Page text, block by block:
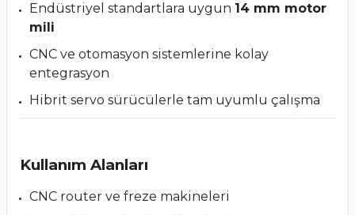
Endüstriyel standartlara uygun 14 mm motor
mili
CNC ve otomasyon sistemlerine kolay
entegrasyon
Hibrit servo sürücülerle tam uyumlu çalışma
Kullanım Alanları
CNC router ve freze makineleri